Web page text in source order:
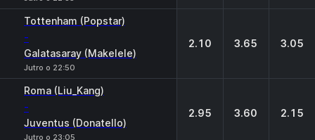
Tottenham (Popstar)
-
Galatasaray (Makelele)
Jutro o 22:50
2.10 3.65 3.05
Roma (Liu_Kang)
-
Juventus (Donatello)
Jutro o 23:05
2.95 3.60 2.15